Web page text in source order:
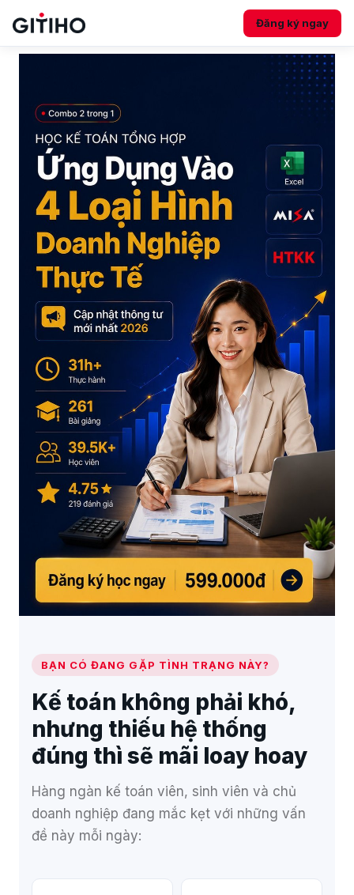
Đăng ký ngay
BẠN CÓ ĐANG GẶP TÌNH TRẠNG NÀY?
Kế toán không phải khó,
nhưng thiếu hệ thống
đúng thì sẽ mãi loay hoay
Hàng ngàn kế toán viên, sinh viên và chủ
doanh nghiệp đang mắc kẹt với những vấn
đề này mỗi ngày: